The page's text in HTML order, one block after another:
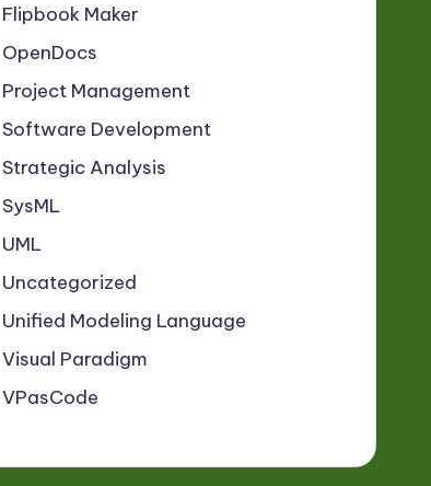
Flipbook Maker
OpenDocs
Project Management
Software Development
Strategic Analysis
SysML
UML
Uncategorized
Unified Modeling Language
Visual Paradigm
VPasCode